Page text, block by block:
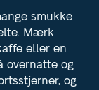
smukke
Mærk
eller en
overnatte og
og